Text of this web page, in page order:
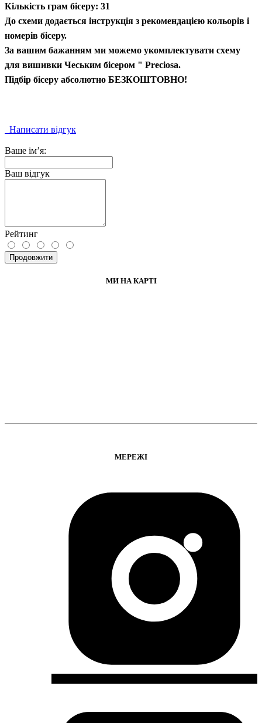
Кількість грам бісеру: 31
До схеми додається інструкція з рекомендацією кольорів і
номерів бісеру.
За вашим бажанням ми можемо укомплектувати схему
для вишивки Чеським бісером " Preciosa.
Підбір бісеру абсолютно БЕЗКОШТОВНО!
Написати відгук
Ваше ім’я:
Ваш відгук
Рейтинг
Продовжити
МИ НА КАРТІ
МЕРЕЖІ